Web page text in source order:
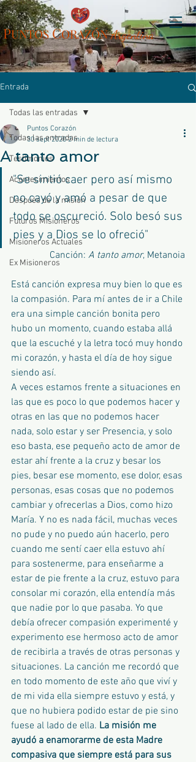
PUNTOSCORAZÓNArgentina
Entrada
Todas las entradas
Testimonios
Acontecimientos
Después de la misión
Futuros Misioneros
Misioneros Actuales
Ex Misioneros
Todas las entradas
A tanto amor
Puntos Corazón
30 sept 2020 2 min de lectura
"Se sintió caer pero así mismo
no cayó y amó a pesar de que
todo se oscureció. Solo besó sus
pies y a Dios se lo ofreció"
Canción: A tanto amor, Metanoia
Está canción expresa muy bien lo que es
la compasión. Para mí antes de ir a Chile
era una simple canción bonita pero
hubo un momento, cuando estaba allá
que la escuché y la letra tocó muy hondo
mi corazón, y hasta el día de hoy sigue
siendo así.
A veces estamos frente a situaciones en
las que es poco lo que podemos hacer y
otras en las que no podemos hacer
nada, solo estar y ser Presencia, y solo
eso basta, ese pequeño acto de amor de
estar ahí frente a la cruz y besar los
pies, besar ese momento, ese dolor, esas
personas, esas cosas que no podemos
cambiar y ofrecerlas a Dios, como hizo
María. Y no es nada fácil, muchas veces
no pude y no puedo aún hacerlo, pero
cuando me sentí caer ella estuvo ahí
para sostenerme, para enseñarme a
estar de pie frente a la cruz, estuvo para
consolar mi corazón, ella entendía más
que nadie por lo que pasaba. Yo que
debía ofrecer compasión experimenté y
experimento ese hermoso acto de amor
de recibirla a través de otras personas y
situaciones. La canción me recordó que
en todo momento de este año que viví y
de mi vida ella siempre estuvo y está, y
que no hubiera podido estar de pie sino
fuese al lado de ella. La misión me
ayudó a enamorarme de esta Madre
compasiva que siempre está para sus